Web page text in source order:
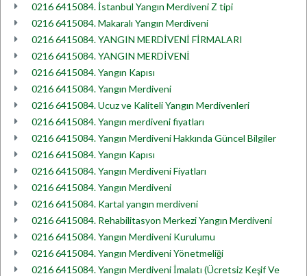
0216 6415084. İstanbul Yangın Merdiveni Z tipi
0216 6415084. Makaralı Yangın Merdiveni
0216 6415084. YANGIN MERDİVENİ FİRMALARI
0216 6415084. YANGIN MERDİVENİ
0216 6415084. Yangın Kapısı
0216 6415084. Yangın Merdiveni
0216 6415084. Ucuz ve Kaliteli Yangın Merdivenleri
0216 6415084. Yangın merdiveni fiyatları
0216 6415084. Yangın Merdiveni Hakkında Güncel Bilgiler
0216 6415084. Yangın Kapısı
0216 6415084. Yangın Merdiveni Fiyatları
0216 6415084. Yangın Merdiveni
0216 6415084. Kartal yangın merdiveni
0216 6415084. Rehabilitasyon Merkezi Yangın Merdiveni
0216 6415084. Yangın Merdiveni Kurulumu
0216 6415084. Yangın Merdiveni Yönetmeliği
0216 6415084. Yangın Merdiveni İmalatı (Ücretsiz Keşif Ve